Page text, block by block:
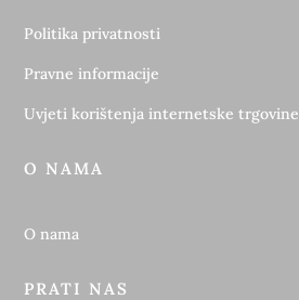
Politika privatnosti
Pravne informacije
Uvjeti korištenja internetske trgovine
O NAMA
O nama
PRATI NAS